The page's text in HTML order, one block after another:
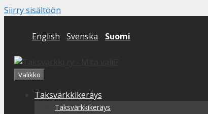
Siirry sisältöön
English Svenska Suomi
Valikko
Taksvärkkikeräys
Taksvärkkikeräys